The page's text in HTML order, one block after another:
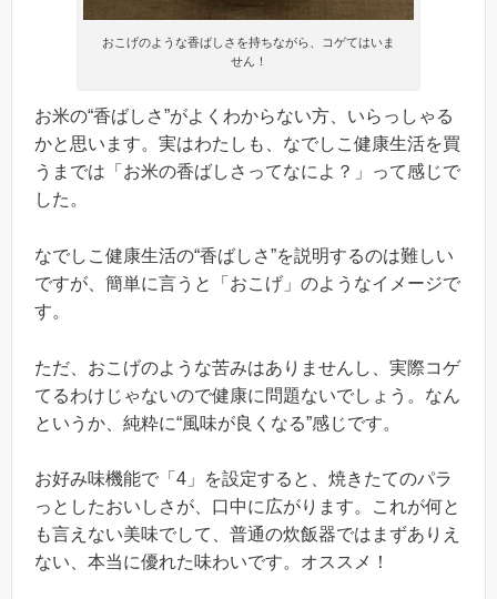
おこげのような香ばしさを持ちながら、コゲてはいま
せん！
お米の“香ばしさ”がよくわからない方、いらっしゃる
かと思います。実はわたしも、なでしこ健康生活を買
うまでは「お米の香ばしさってなによ？」って感じで
した。
なでしこ健康生活の“香ばしさ”を説明するのは難しい
ですが、簡単に言うと「おこげ」のようなイメージで
す。
ただ、おこげのような苦みはありませんし、実際コゲ
てるわけじゃないので健康に問題ないでしょう。なん
というか、純粋に“風味が良くなる”感じです。
お好み味機能で「4」を設定すると、焼きたてのパラ
っとしたおいしさが、口中に広がります。これが何と
も言えない美味でして、普通の炊飯器ではまずありえ
ない、本当に優れた味わいです。オススメ！